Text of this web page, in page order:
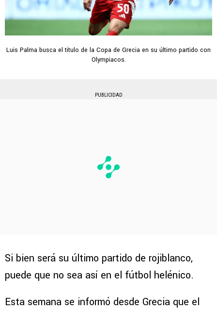
Luis Palma busca el título de la Copa de Grecia en su último partido con
Olympiacos.
PUBLICIDAD
Si bien será su último partido de rojiblanco,
puede que no sea así en el fútbol helénico.
Esta semana se informó desde Grecia que el